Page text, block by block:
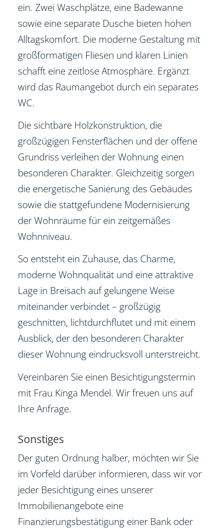
ein. Zwei Waschplätze, eine Badewanne
sowie eine separate Dusche bieten hohen
Alltagskomfort. Die moderne Gestaltung mit
großformatigen Fliesen und klaren Linien
schafft eine zeitlose Atmosphäre. Ergänzt
wird das Raumangebot durch ein separates
WC.
Die sichtbare Holzkonstruktion, die
großzügigen Fensterflächen und der offene
Grundriss verleihen der Wohnung einen
besonderen Charakter. Gleichzeitig sorgen
die energetische Sanierung des Gebäudes
sowie die stattgefundene Modernisierung
der Wohnräume für ein zeitgemäßes
Wohnniveau.
So entsteht ein Zuhause, das Charme,
moderne Wohnqualität und eine attraktive
Lage in Breisach auf gelungene Weise
miteinander verbindet – großzügig
geschnitten, lichtdurchflutet und mit einem
Ausblick, der den besonderen Charakter
dieser Wohnung eindrucksvoll unterstreicht.
Vereinbaren Sie einen Besichtigungstermin
mit Frau Kinga Mendel. Wir freuen uns auf
Ihre Anfrage.
Sonstiges
Der guten Ordnung halber, möchten wir Sie
im Vorfeld darüber informieren, dass wir vor
jeder Besichtigung eines unserer
Immobilienangebote eine
Finanzierungsbestätigung einer Bank oder